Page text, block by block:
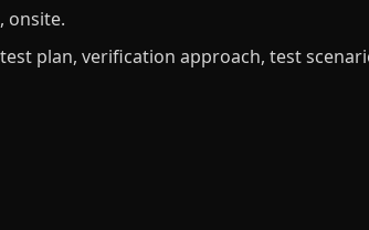
onsite.
plan, verification approach, test